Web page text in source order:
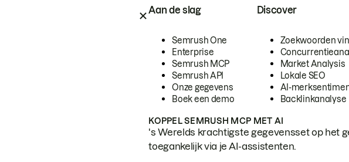
Aan de slag
Semrush One
Enterprise
Semrush MCP
Semrush API
Onze gegevens
Boek een demo
Discover
Zoekwoorden
Market Analysis
Lokale SEO
AI-
Backlinkanalyse
KOPPEL SEMRUSH MCP MET AI
's Werelds krachtigste gegevensset op het
toegankelijk via je AI-assistenten.